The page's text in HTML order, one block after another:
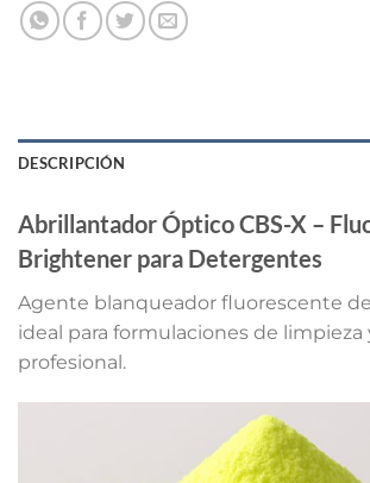
DESCRIPCIÓN
Abrillantador Óptico CBS-X –
Brightener para Detergentes
Agente blanqueador fluorescente
ideal para formulaciones de
profesional.